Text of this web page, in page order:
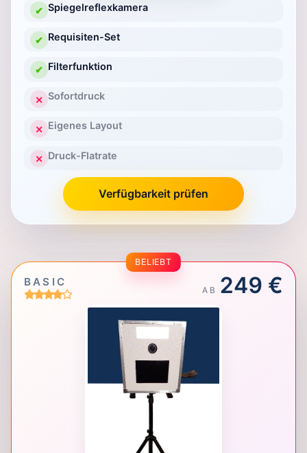
✔ Spiegelreflexkamera
✔ Requisiten-Set
✔ Filterfunktion
✕ Sofortdruck
✕ Eigenes Layout
✕ Druck-Flatrate
Verfügbarkeit prüfen
BELIEBT
BASIC
AB 249 €